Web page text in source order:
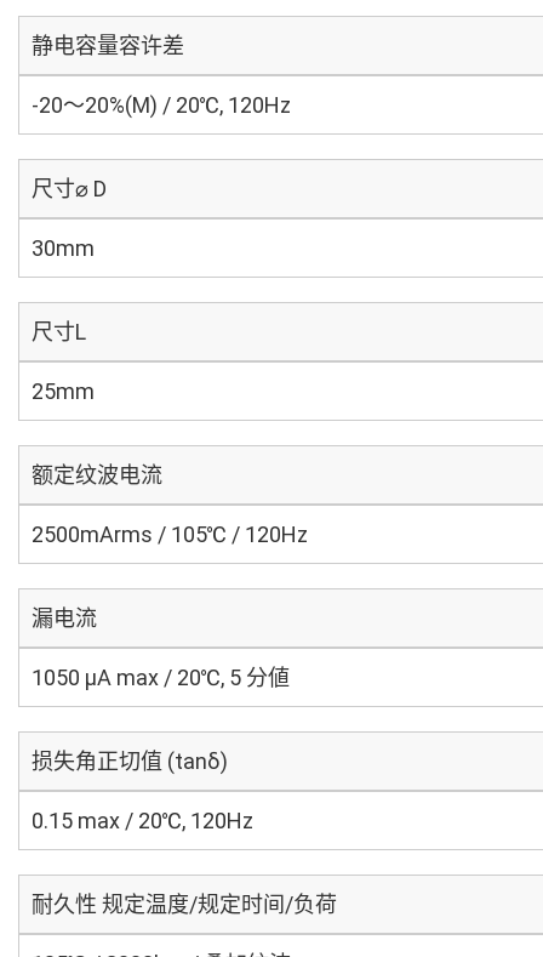
静电容量容许差
-20～20%(M) / 20℃, 120Hz
尺寸⌀ D
30mm
尺寸L
25mm
额定纹波电流
2500mArms / 105℃ / 120Hz
漏电流
1050 μA max / 20℃, 5 分値
损失角正切值 (tanδ)
0.15 max / 20℃, 120Hz
耐久性 规定温度/规定时间/负荷